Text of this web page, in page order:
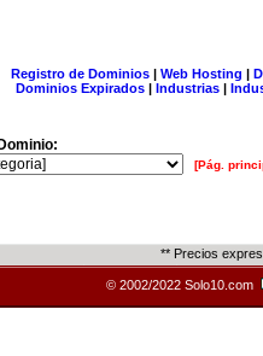
Registro de Dominios| Web Hosting |
Dominios Expirados | Industrias |
[Pág.
** Precios
© 2002/2022 Solo10.com